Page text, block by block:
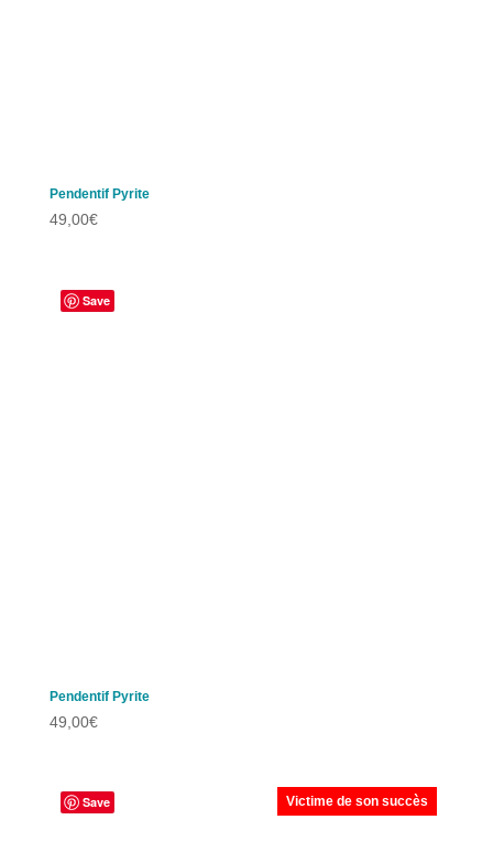
Pendentif Pyrite
49,00€
Save
Pendentif Pyrite
49,00€
Save Victime de son succès